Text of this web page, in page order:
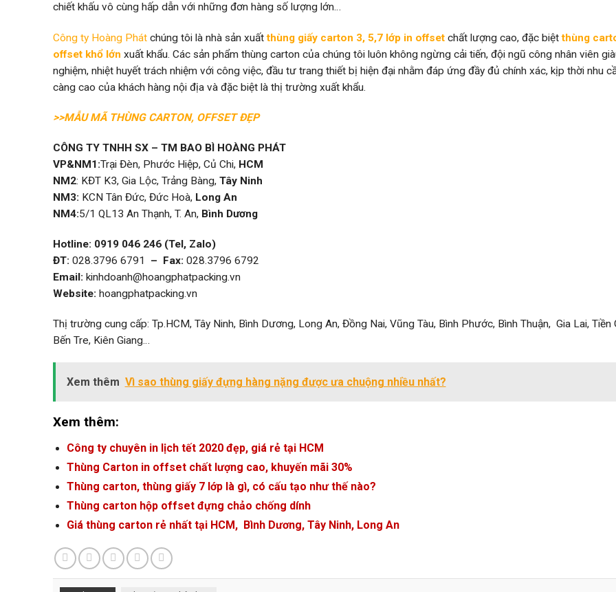
chiết khấu vô cùng hấp dẫn với những đơn hàng số lượng lớn…
Công ty Hoàng Phát chúng tôi là nhà sản xuấtthùng giấy carton 3, 5,7 lớp in offset chất lượng cao, đặc biệtthùng
offset khổ lớn xuất khẩu. Các sản phẩm thùng carton của chúng tôi luôn không ngừng cải tiến, đội ngũ công nhân viên
nghiệm, nhiệt huyết trách nhiệm với công việc, đầu tư trang thiết bị hiện đại nhằm đáp ứng đầy đủ chính xác, kịp thời nhu
càng cao của khách hàng nội địa và đặc biệt là thị trường xuất khẩu.
>>MẪU MÃ THÙNG CARTON, OFFSET ĐẸP
CÔNG TY TNHH SX – TM BAO BÌ HOÀNG PHÁT
VP&NM1:Trại Đèn, Phước Hiệp, Củ Chi, HCM
NM2: KĐT K3, Gia Lộc, Trảng Bàng, Tây Ninh
NM3: KCN Tân Đức, Đức Hoà, Long An
NM4:5/1 QL13 An Thạnh, T. An, Bình Dương
Hotline: 0919 046 246 (Tel, Zalo)
ĐT: 028.3796 6791 – Fax: 028.3796 6792
Email: kinhdoanh@hoangphatpacking.vn
Website: hoangphatpacking.vn
Thị trường cung cấp: Tp.HCM, Tây Ninh, Bình Dương, Long An, Đồng Nai, Vũng Tàu, Bình Phước, Bình Thuận, Gia Lai, Tiền
Bến Tre, Kiên Giang…
Xem thêm Vì sao thùng giấy đựng hàng nặng được ưa chuộng nhiều nhất?
Xem thêm:
Công ty chuyên in lịch tết 2020 đẹp, giá rẻ tại HCM
Thùng Carton in offset chất lượng cao, khuyến mãi 30%
Thùng carton, thùng giấy 7 lớp là gì, có cấu tạo như thế nào?
Thùng carton hộp offset đựng chảo chống dính
Giá thùng carton rẻ nhất tại HCM, Bình Dương, Tây Ninh, Long An